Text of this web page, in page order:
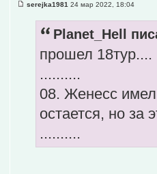
serejka1981 24 мар 2022, 18:04
Planet_Hell
прошел 18тур....
..........
08. Женесс имел
остается, но за
..........